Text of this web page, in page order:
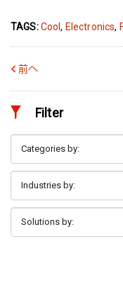
TAGS:Cool, Electronics,
前へ
Filter